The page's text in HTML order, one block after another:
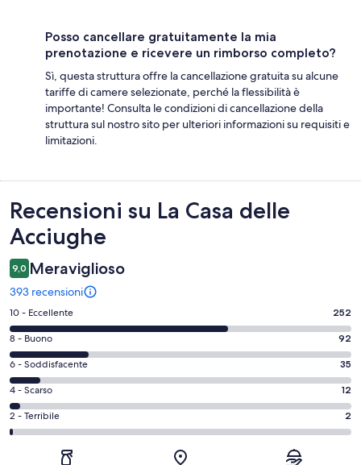
Posso cancellare gratuitamente la mia
prenotazione e ricevere un rimborso completo?
Sì, questa struttura offre la cancellazione gratuita su alcune
tariffe di camere selezionate, perché la flessibilità è
importante! Consulta le condizioni di cancellazione della
struttura sul nostro sito per ulteriori informazioni su requisiti e
limitazioni.
Recensioni
Recensioni su La Casa delle
Acciughe
9,0 Meraviglioso
393 recensioni
Valutazione
di
10
-
Eccellente.
252
su
393
recensioni
10 - Eccellente 252
Valutazione
di
8
-
Buono.
92
su
8 - Buono 92
Valutazione
di
6
-
Soddisfacente.
6 - Soddisfacente 35
Valutazione
di
4
4 - Scarso 12
Valutazione
di
2 - Terribile 2